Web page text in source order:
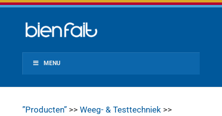
MENU
”Producten”>> Weeg- & Testtechniek>>